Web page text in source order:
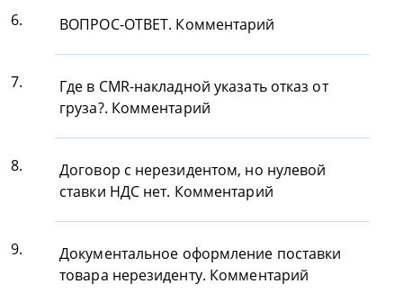
6. ВОПРОС-ОТВЕТ. Комментарий
7.
Где в СМR-накладной указать отказ от
груза?. Комментарий
8.
Договор с нерезидентом, но нулевой
ставки НДС нет. Комментарий
9.
Документальное оформление поставки
товара нерезиденту. Комментарий